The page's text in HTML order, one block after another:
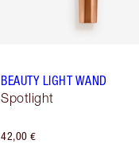
BEAUTY LIGHT WAND
Spotlight
42,00 €